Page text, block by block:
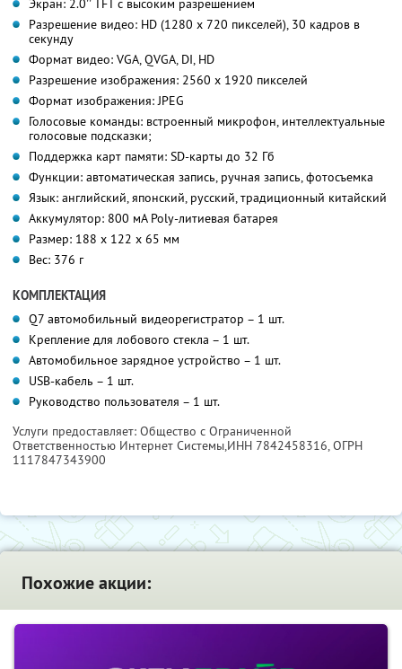
Экран: 2.0'' TFT с высоким разрешением
Разрешение видео: HD (1280 x 720 пикселей), 30 кадров в
секунду
Формат видео: VGA, QVGA, DI, HD
Разрешение изображения: 2560 x 1920 пикселей
Формат изображения: JPEG
Голосовые команды: встроенный микрофон, интеллектуальные
голосовые подсказки;
Поддержка карт памяти: SD-карты до 32 Гб
Функции: автоматическая запись, ручная запись, фотосъемка
Язык: английский, японский, русский, традиционный китайский
Аккумулятор: 800 мА Poly-литиевая батарея
Размер: 188 х 122 х 65 мм
Вес: 376 г
КОМПЛЕКТАЦИЯ
Q7 автомобильный видеорегистратор – 1 шт.
Крепление для лобового стекла – 1 шт.
Автомобильное зарядное устройство – 1 шт.
USB-кабель – 1 шт.
Руководство пользователя – 1 шт.
Услуги предоставляет: Общество с Ограниченной
Ответственностью Интернет Системы,ИНН 7842458316, ОГРН
1117847343900
Похожие акции: